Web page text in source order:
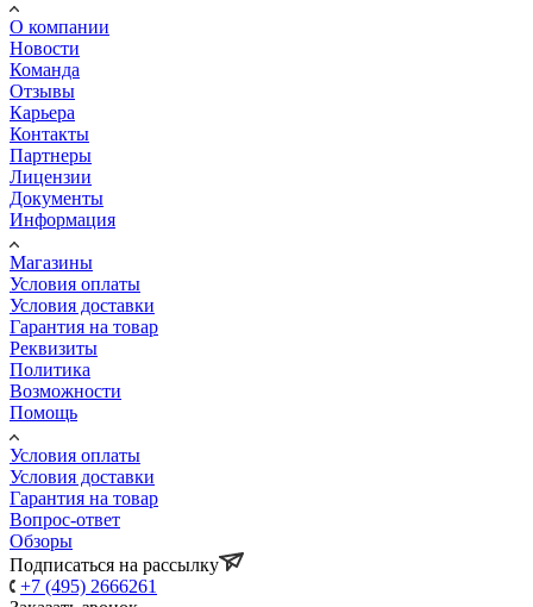
О компании
Новости
Команда
Отзывы
Карьера
Контакты
Партнеры
Лицензии
Документы
Информация
Магазины
Условия оплаты
Условия доставки
Гарантия на товар
Реквизиты
Политика
Возможности
Помощь
Условия оплаты
Условия доставки
Гарантия на товар
Вопрос-ответ
Обзоры
Подписаться на рассылку
+7 (495) 2666261